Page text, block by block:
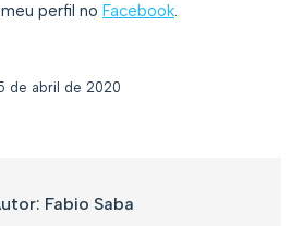
perfil no Facebook.
de abril de 2020
Fabio Saba